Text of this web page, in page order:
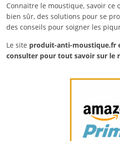
Connaitre le moustique, savoir ce
bien sûr, des solutions pour se
des conseils pour soigner les
Le site produit-anti-moustique.fr
consulter pour tout savoir sur le